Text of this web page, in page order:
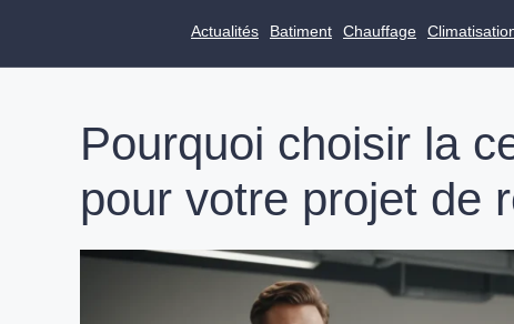
Actualités Batiment Chauffage
Pourquoi choisir la
pour votre projet de